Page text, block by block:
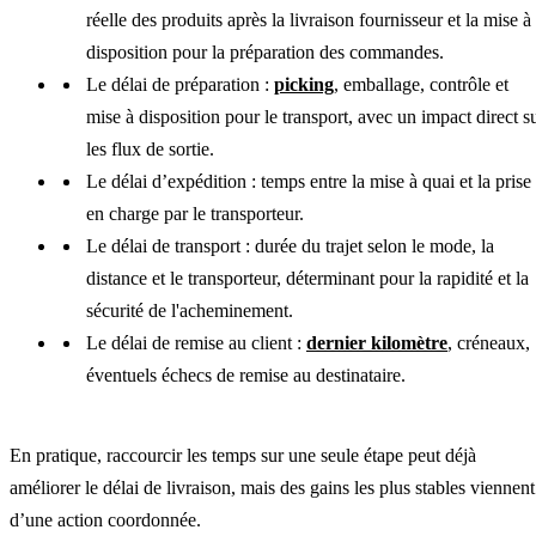
réelle des produits après la livraison fournisseur et la mise à
disposition pour la préparation des commandes.
Le délai de préparation : picking, emballage, contrôle et
mise à disposition pour le transport, avec un impact direct
les flux de sortie.
Le délai d’expédition : temps entre la mise à quai et la prise
en charge par le transporteur.
Le délai de transport : durée du trajet selon le mode, la
distance et le transporteur, déterminant pour la rapidité et la
sécurité de l'acheminement.
Le délai de remise au client : dernier kilomètre, créneaux,
éventuels échecs de remise au destinataire.
En pratique, raccourcir les temps sur une seule étape peut déjà
améliorer le délai de livraison, mais des gains les plus stables viennent
d’une action coordonnée.